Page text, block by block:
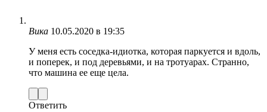
Вика 10.05.2020 в 19:35
У меня есть соседка-идиотка, которая паркуется и вдоль,
и поперек, и под деревьями, и на тротуарах. Странно,
что машина ее еще цела.
Ответить